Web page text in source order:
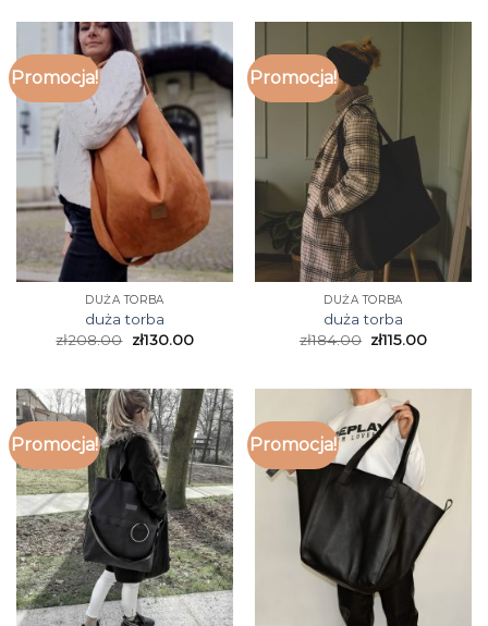
Promocja!
DUŻA TORBA
duża torba
zł208.00 zł130.00
Promocja!
DUŻA TORBA
duża torba
zł184.00 zł115.00
Promocja! Promocja!